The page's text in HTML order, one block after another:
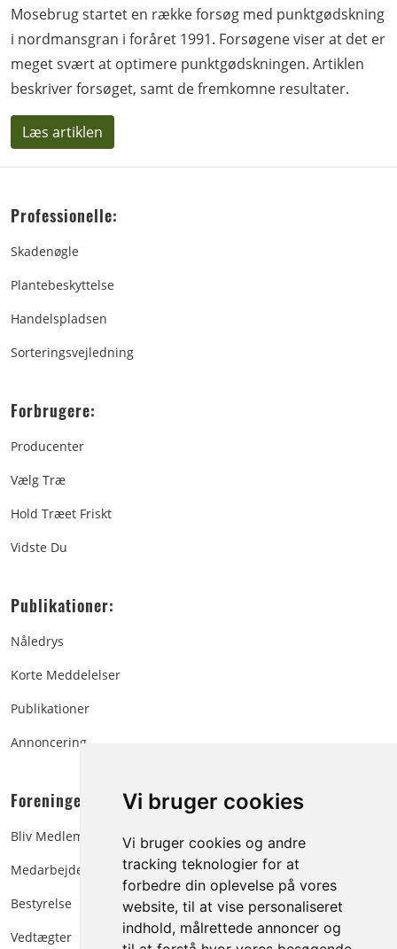
Vi bruger cookies
Vi bruger cookies og andre
tracking teknologier for at
forbedre din oplevelse på vores
website, til at vise personaliseret
indhold, målrettede annoncer og
Mosebrug startet en række forsøg med punktgødskning
i nordmansgran i foråret 1991. Forsøgene viser at det er
meget svært at optimere punktgødskningen. Artiklen
beskriver forsøget, samt de fremkomne resultater.
Læs artiklen
Professionelle:
Skadenøgle
Plantebeskyttelse
Handelspladsen
Sorteringsvejledning
Forbrugere:
Producenter
Vælg Træ
Hold Træet Friskt
Vidste Du
Publikationer:
Nåledrys
Korte Meddelelser
Publikationer
Annoncering
Foreningen:
Bliv Medlem
Medarbejdere
Bestyrelse
Vedtægter